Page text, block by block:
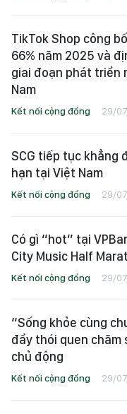
TikTok Shop công
66% năm 2025 và
giai đoạn phát triển
Nam
Kết nối cộng đồng 29/
SCG tiếp tục khẳng
hạn tại Việt Nam
Kết nối cộng đồng 29/
Có gì “hot” tại
City Music Half
Kết nối cộng đồng 29/
“Sống khỏe cùng
đẩy thói quen chăm
chủ động
Kết nối cộng đồng 29/